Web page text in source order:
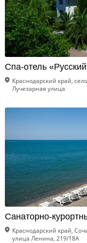
Спа-отель
Краснодарский край,
Лучезарная улица
Санаторно-
Краснодарский край,
улица Ленина, 219/18А